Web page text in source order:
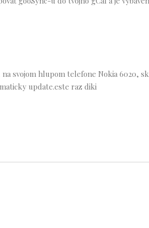
svojom hlupom telefone Nokia 6020,
update.este raz diki